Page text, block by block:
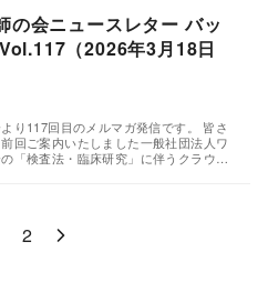
の会ニュースレター バッ
（2026年3月18日
り117回目のメルマガ発信です。 皆さ
回ご案内いたしました一般社団法人ワ
「検査法・臨床研究」に伴うクラウ…
2